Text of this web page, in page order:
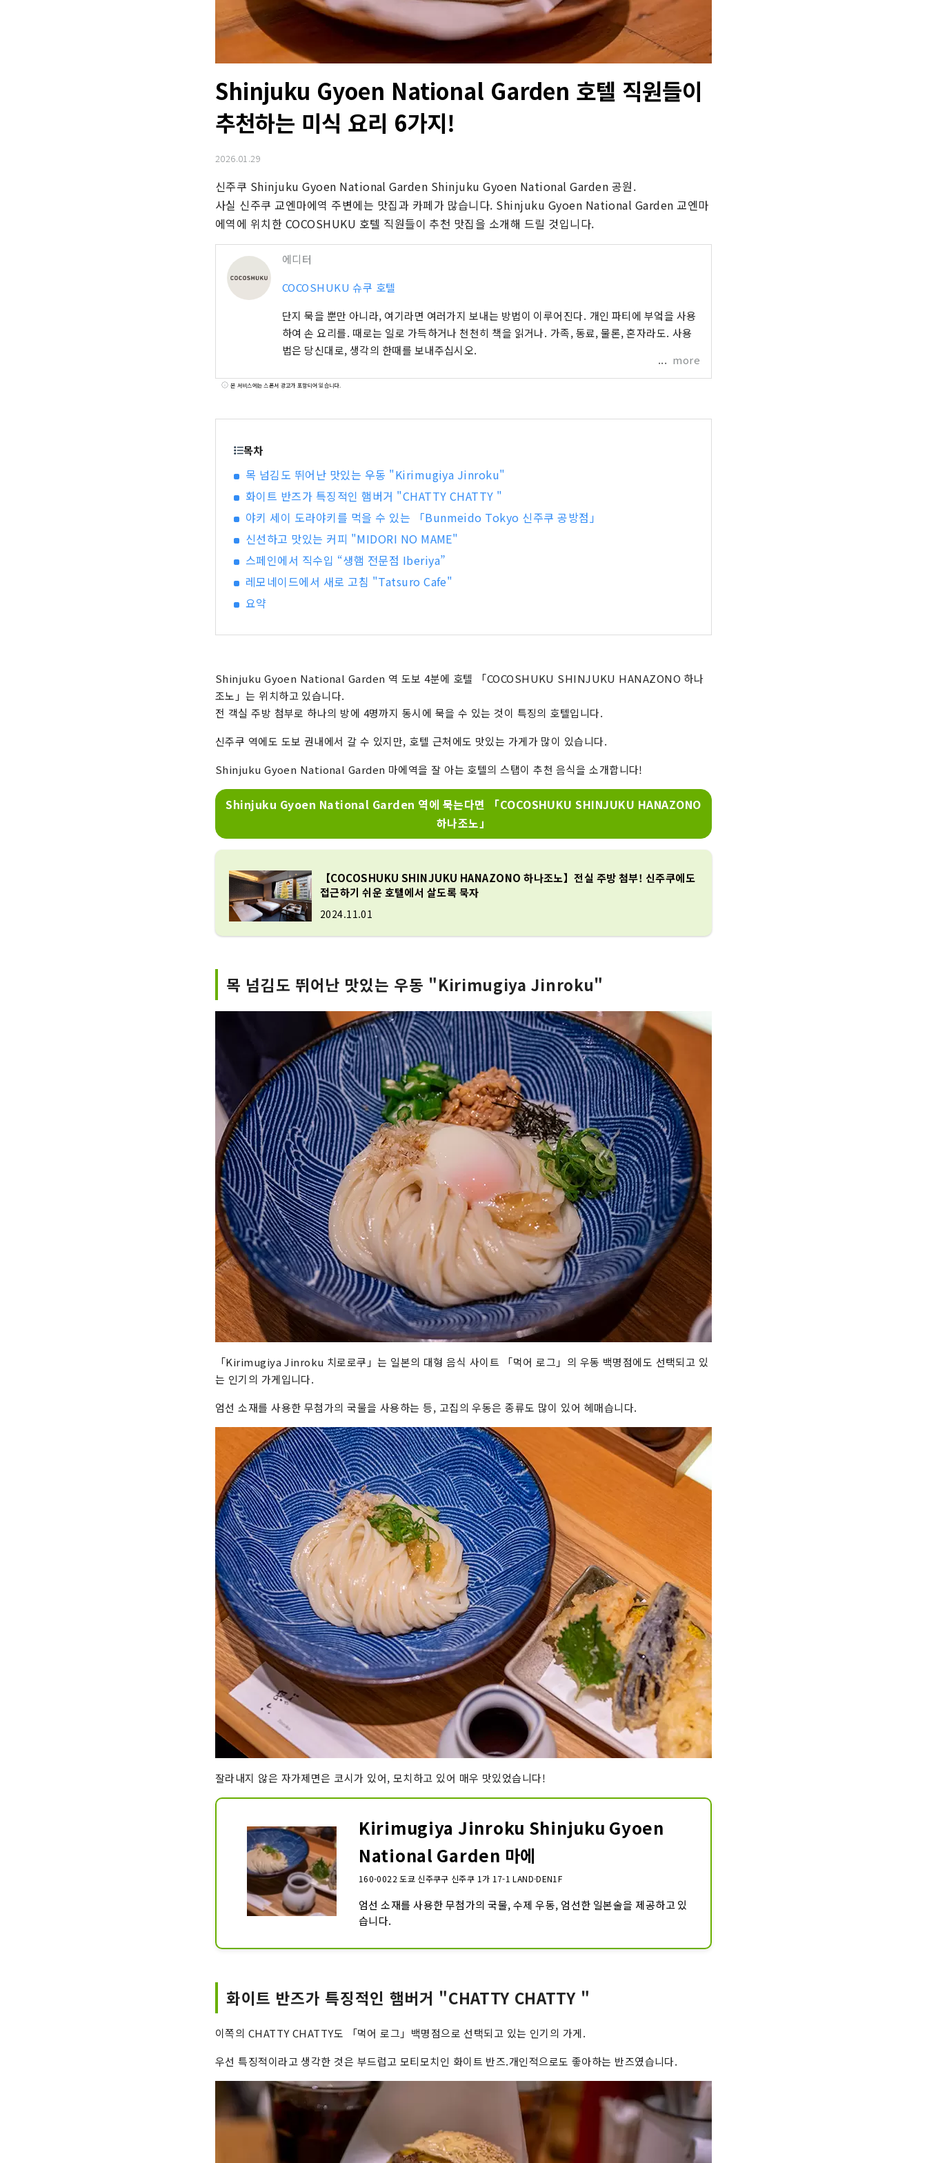
Shinjuku Gyoen National Garden 호텔 직원들이
추천하는 미식 요리 6가지!
2026.01.29
신주쿠 Shinjuku Gyoen National Garden Shinjuku Gyoen National Garden 공원.
사실 신주쿠 교엔마에역 주변에는 맛집과 카페가 많습니다. Shinjuku Gyoen National Garden 교엔마
에역에 위치한 COCOSHUKU 호텔 직원들이 추천 맛집을 소개해 드릴 것입니다.
에디터
COCOSHUKU 슈쿠 호텔
단지 묵을 뿐만 아니라, 여기라면 여러가지 보내는 방법이 이루어진다. 개인 파티에 부엌을 사용
하여 손 요리를. 때로는 일로 가득하거나 천천히 책을 읽거나. 가족, 동료, 물론, 혼자라도. 사용
법은 당신대로, 생각의 한때를 보내주십시오.
more
본 서비스에는 스폰서 광고가 포함되어 있습니다.
목차
목 넘김도 뛰어난 맛있는 우동 "Kirimugiya Jinroku"
화이트 반즈가 특징적인 햄버거 "CHATTY CHATTY "
야키 세이 도라야키를 먹을 수 있는 「Bunmeido Tokyo 신주쿠 공방점」
신선하고 맛있는 커피 "MIDORI NO MAME"
스페인에서 직수입 “생햄 전문점 Iberiya”
레모네이드에서 새로 고침 "Tatsuro Cafe"
요약
Shinjuku Gyoen National Garden 역 도보 4분에 호텔 「COCOSHUKU SHINJUKU HANAZONO 하나
조노」는 위치하고 있습니다.
전 객실 주방 첨부로 하나의 방에 4명까지 동시에 묵을 수 있는 것이 특징의 호텔입니다.
신주쿠 역에도 도보 권내에서 갈 수 있지만, 호텔 근처에도 맛있는 가게가 많이 있습니다.
Shinjuku Gyoen National Garden 마에역을 잘 아는 호텔의 스탭이 추천 음식을 소개합니다!
Shinjuku Gyoen National Garden 역에 묵는다면 「COCOSHUKU SHINJUKU HANAZONO
하나조노」
【COCOSHUKU SHINJUKU HANAZONO 하나조노】전실 주방 첨부! 신주쿠에도
접근하기 쉬운 호텔에서 살도록 묵자
2024.11.01
목 넘김도 뛰어난 맛있는 우동 "Kirimugiya Jinroku"
「Kirimugiya Jinroku 치로로쿠」는 일본의 대형 음식 사이트 「먹어 로그」의 우동 백명점에도 선택되고 있
는 인기의 가게입니다.
엄선 소재를 사용한 무첨가의 국물을 사용하는 등, 고집의 우동은 종류도 많이 있어 헤매습니다.
잘라내지 않은 자가제면은 코시가 있어, 모치하고 있어 매우 맛있었습니다!
Kirimugiya Jinroku Shinjuku Gyoen
National Garden 마에
160-0022 도쿄 신주쿠구 신주쿠 1가 17-1 LAND·DEN1F
엄선 소재를 사용한 무첨가의 국물, 수제 우동, 엄선한 일본술을 제공하고 있
습니다.
화이트 반즈가 특징적인 햄버거 "CHATTY CHATTY "
이쪽의 CHATTY CHATTY도 「먹어 로그」백명점으로 선택되고 있는 인기의 가게.
우선 특징적이라고 생각한 것은 부드럽고 모티모치인 화이트 반즈.개인적으로도 좋아하는 반즈였습니다.